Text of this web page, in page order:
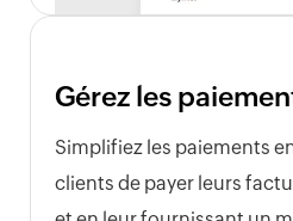
Gérez les
Simplifiez les paiements
clients de payer leurs